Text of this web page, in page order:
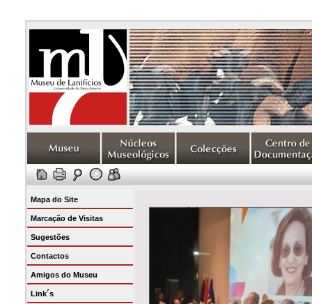
Mapa do Site
Marcação de Visitas
Sugestões
Contactos
Amigos do Museu
Link´s